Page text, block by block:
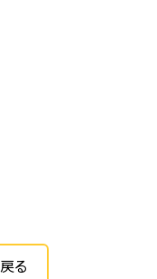
る